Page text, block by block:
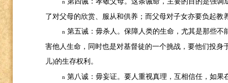
n
了对父母的欣赏、服从和供养；而父母对子女亦要负起教
n 第五诫：毋杀人。保障人类的生命，尤其是那些
害他人生命，同时也是对基督徒的一个挑战，要他们投身
儿)的生存权利。
n 第八诚：毋妄证。要人重视真理，互相信任，如